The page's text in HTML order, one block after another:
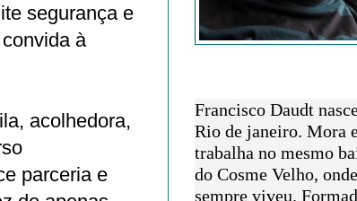
segurança e
à
acolhedora,
parceria e
Francisco Daudt
Rio de janeiro. Mora
trabalha no mesmo
do Cosme Velho, onde
sempre viveu.